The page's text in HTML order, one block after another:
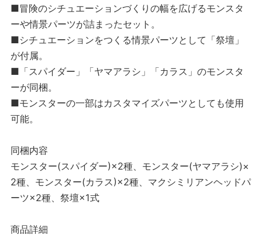
■冒険のシチュエーションづくりの幅を広げるモンスタ
ーや情景パーツが詰まったセット。
■シチュエーションをつくる情景パーツとして「祭壇」
が付属。
■「スパイダー」「ヤマアラシ」「カラス」のモンスタ
ーが同梱。
■モンスターの一部はカスタマイズパーツとしても使用
可能。
同梱内容
モンスター(スパイダー)×2種、モンスター(ヤマアラシ)×
2種、モンスター(カラス)×2種、マクシミリアンヘッドパ
ーツ×2種、祭壇×1式
商品詳細